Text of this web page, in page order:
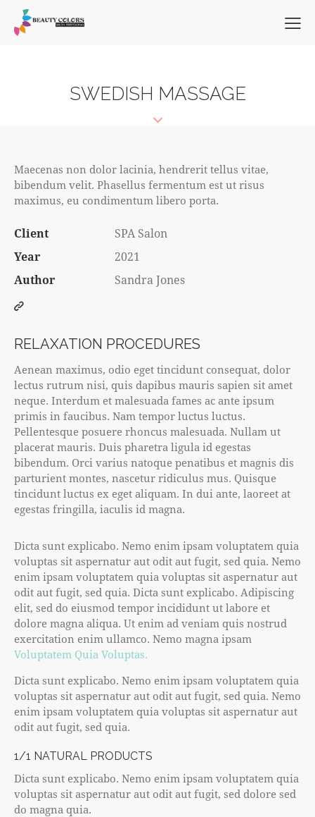
SWEDISH MASSAGE
Maecenas non dolor lacinia, hendrerit tellus vitae,
bibendum velit. Phasellus fermentum est ut risus
maximus, eu condimentum libero porta.
Client
SPA Salon
Year
2021
Author
Sandra Jones
RELAXATION PROCEDURES
Aenean maximus, odio eget tincidunt consequat, dolor
lectus rutrum nisi, quis dapibus mauris sapien sit amet
neque. Interdum et malesuada fames ac ante ipsum
primis in faucibus. Nam tempor luctus luctus.
Pellentesque posuere rhoncus malesuada. Nullam ut
placerat mauris. Duis pharetra ligula id egestas
bibendum. Orci varius natoque penatibus et magnis dis
parturient montes, nascetur ridiculus mus. Quisque
tincidunt luctus ex eget aliquam. In dui ante, laoreet at
egestas fringilla, iaculis id magna.
Dicta sunt explicabo. Nemo enim ipsam voluptatem quia
voluptas sit aspernatur aut odit aut fugit, sed quia. Nemo
enim ipsam voluptatem quia voluptas sit aspernatur aut
odit aut fugit, sed quia. Dicta sunt explicabo. Adipiscing
elit, sed do eiusmod tempor incididunt ut labore et
dolore magna aliqua. Ut enim ad veniam quis nostrud
exercitation enim ullamco. Nemo magna ipsam
Voluptatem Quia Voluptas.
Dicta sunt explicabo. Nemo enim ipsam voluptatem quia
voluptas sit aspernatur aut odit aut fugit, sed quia. Nemo
enim ipsam voluptatem quia voluptas sit aspernatur aut
odit aut fugit, sed quia.
1/1 NATURAL PRODUCTS
Dicta sunt explicabo. Nemo enim ipsam voluptatem quia
voluptas sit aspernatur aut odit aut fugit, sed dolore sed
do magna quia.